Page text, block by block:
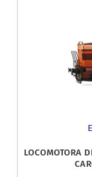
LOCOMOTORA